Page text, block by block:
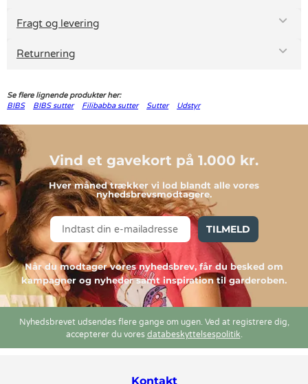
Fragt og levering
Returnering
Se flere lignende produkter her:
BIBS
BIBS sutter Filibabba sutter Sutter Udstyr
Vind et gavekort på 1.000 kr.
Hver måned trækker vi lod blandt alle vores
nyhedsbrevsmodtagere.
TILMELD
Når du modtager vores nyhedsbrev, får du besked om
kampagner og nyheder samt inspiration til garderoben.
Nyhedsbrevet udsendes flere gange om ugen. Ved at registrere dig,
accepterer du vores databeskyttelsespolitik.
Kontakt